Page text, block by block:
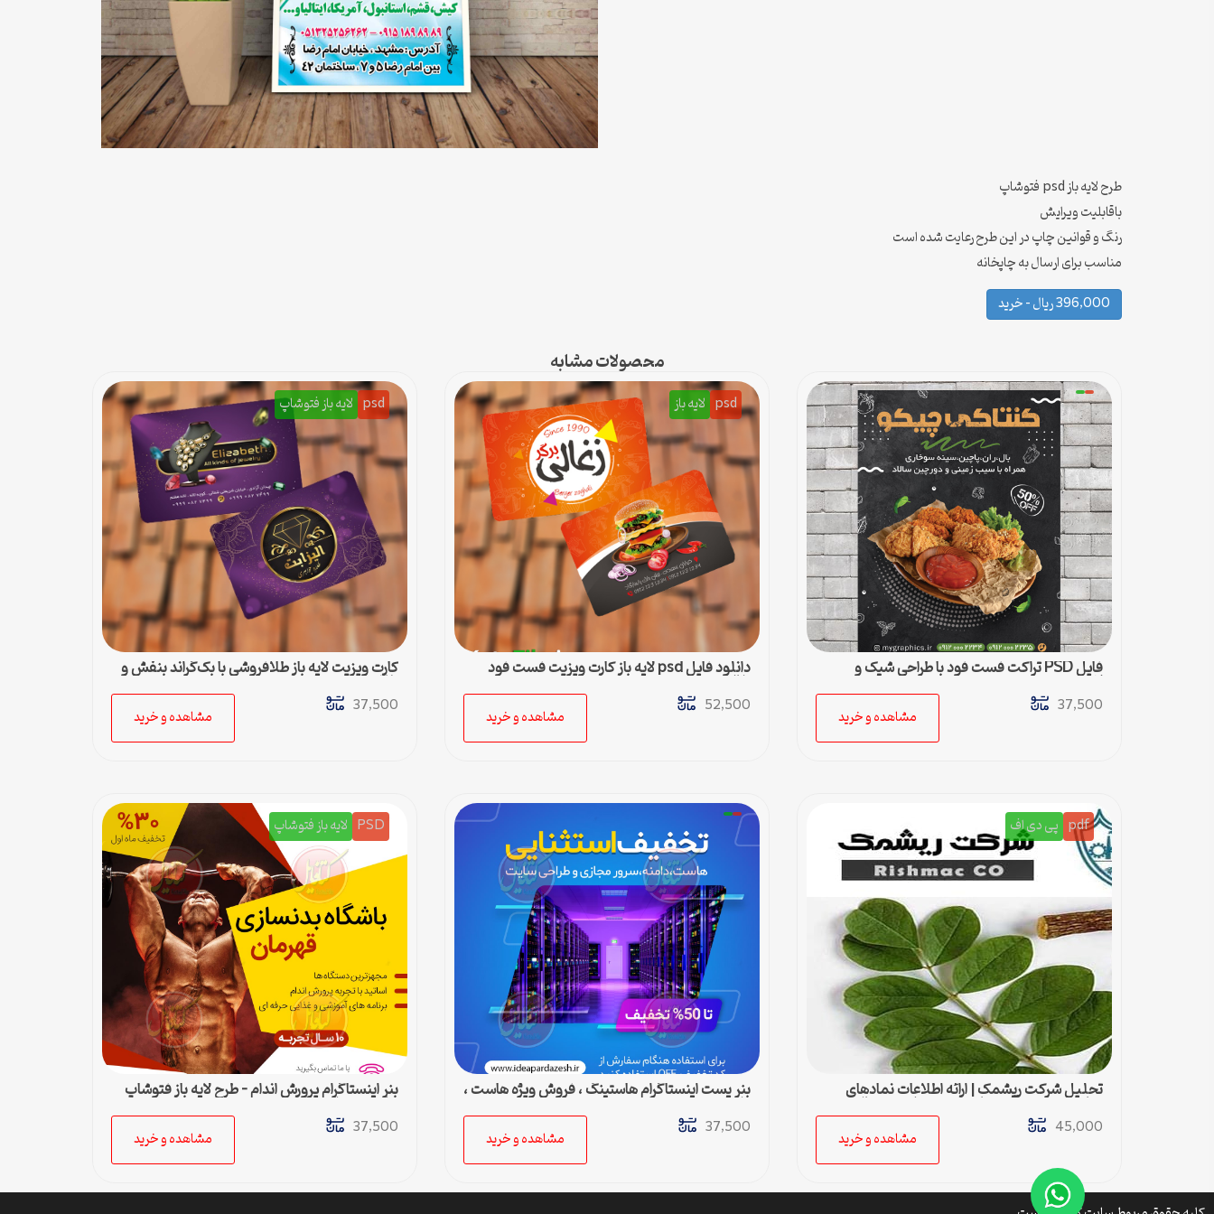
طرح لایه باز psd فتوشاپ
باقابلیت ویرایش
رنگ و قوانین چاپ در این طرح رعایت شده است
مناسب برای ارسال به چاپخانه
396,000 ریال – خرید
محصولات مشابه
فایل PSD تراکت فست فود با طراحی شیک و
37,500
مشاهده و خرید
psd لایه باز
دانلود فایل psd لایه باز کارت ویزیت فست فود
52,500
مشاهده و خرید
psd لایه باز فتوشاپ
کارت ویزیت لایه باز طلافروشی با بک‌گراند بنفش و
37,500
مشاهده و خرید
pdf پی دی اف
تحلیل شرکت ریشمک | ارائه اطلاعات نمادهای
45,000
مشاهده و خرید
بنر پست اینستاگرام هاستینگ ، فروش ویژه هاست ،
37,500
مشاهده و خرید
PSD لایه باز فتوشاپ
بنر اینستاگرام پرورش اندام – طرح لایه باز فتوشاپ
37,500
مشاهده و خرید